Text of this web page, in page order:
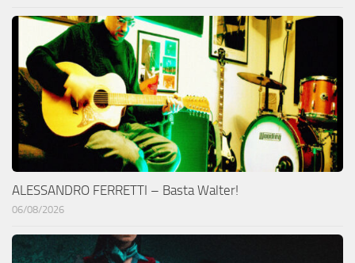
ALESSANDRO FERRETTI – Basta Walter!
06/08/2026